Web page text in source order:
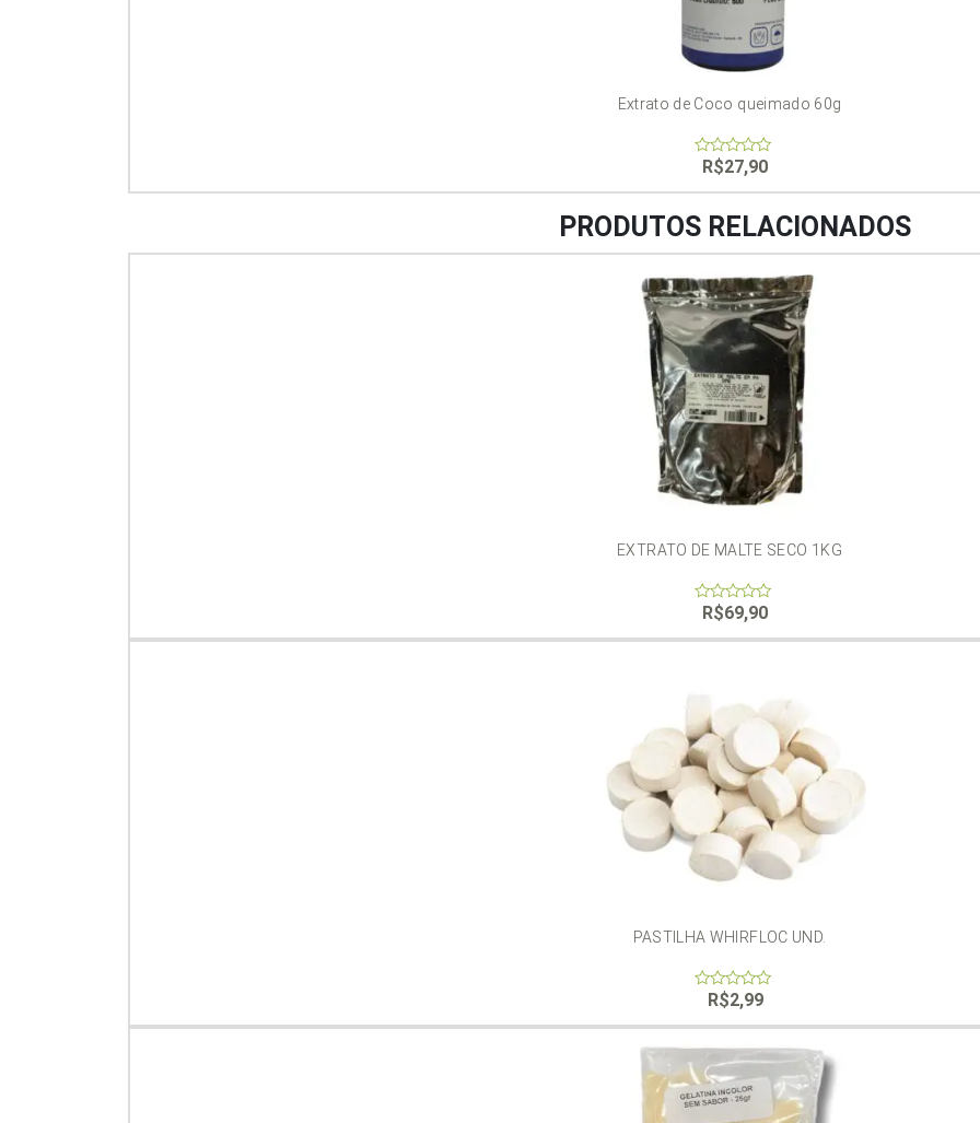
Extrato de Coco queimado 60g
of
R$27,90
PRODUTOS RELACIONADOS
EXTRATO DE MALTE SECO 1KG
of
R$69,90
PASTILHA WHIRFLOC UND.
of
R$2,99